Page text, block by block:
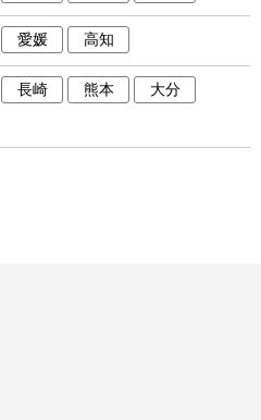
愛媛 高知
長崎 熊本
大分